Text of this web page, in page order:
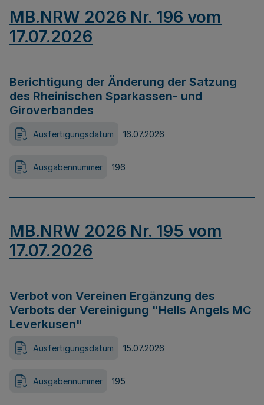
MB.NRW 2026 Nr. 196 vom
17.07.2026
Berichtigung der Änderung der Satzung
des Rheinischen Sparkassen- und
Giroverbandes
Ausfertigungsdatum 16.07.2026
Ausgabennummer 196
MB.NRW 2026 Nr. 195 vom
17.07.2026
Verbot von Vereinen Ergänzung des
Verbots der Vereinigung "Hells Angels MC
Leverkusen"
Ausfertigungsdatum 15.07.2026
Ausgabennummer 195